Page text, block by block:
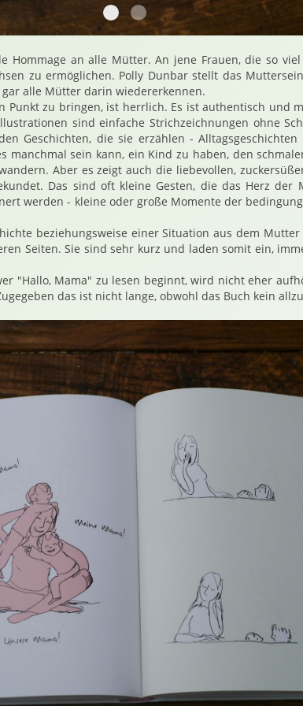
HallomamaHallomama1
Hommage an alle Mütter. An jene Frauen, die so
zu ermöglichen. Polly Dunbar stellt das
alle Mütter darin wiedererkennen.
Punkt zu bringen, ist herrlich. Es ist authentisch und
sind einfache Strichzeichnungen ohne
Geschichten, die sie erzählen -
manchmal sein kann, ein Kind zu haben, den
Aber es zeigt auch die liebevollen,
Das sind oft kleine Gesten, die das Herz der
werden - kleine oder große Momente der
beziehungsweise einer Situation aus dem
Seiten. Sie sind sehr kurz und laden somit ein,
"Hallo, Mama" zu lesen beginnt, wird nicht eher
das ist nicht lange, obwohl das Buch kein